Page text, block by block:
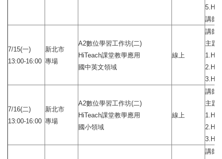
講師
7/15(一)
13:00-16:00
新北市
專場
A2數位學習工作坊(二)
HiTeach課堂教學應用
國中英文領域
線上
講師
主題
7/16(二)
13:00-16:00
新北市
專場
A2數位學習工作坊(二)
HiTeach課堂教學應用
國小領域
線上
講師
主題
講師